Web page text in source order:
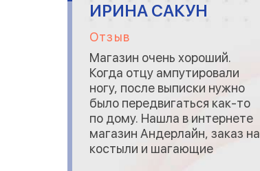
ИРИНА САКУН
Отзыв
Магазин очень хороший.
Когда отцу ампутировали
ногу, после выписки нужно
было передвигаться как-то
по дому. Нашла в интернете
магазин Андерлайн, заказ на
костыли и шагающие